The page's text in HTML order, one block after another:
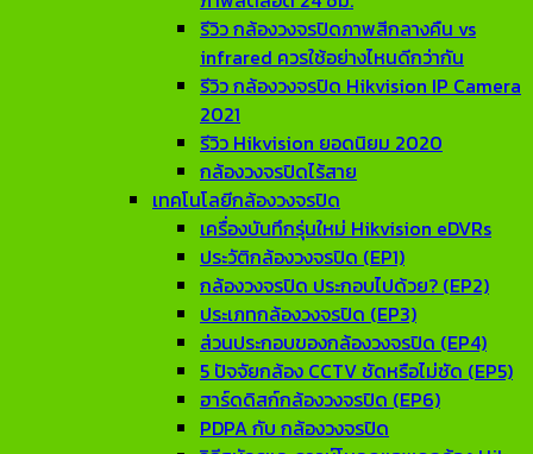
รีวิว กล้องวงจรปิดภาพสีกลางคืน vs
infrared ควรใช้อย่างไหนดีกว่ากัน
รีวิว กล้องวงจรปิด Hikvision IP Camera
2021
รีวิว Hikvision ยอดนิยม 2020
กล้องวงจรปิดไร้สาย
เทคโนโลยีกล้องวงจรปิด
เครื่องบันทึกรุ่นใหม่ Hikvision eDVRs
ประวัติกล้องวงจรปิด (EP1)
กล้องวงจรปิด ประกอบไปด้วย? (EP2)
ประเภทกล้องวงจรปิด (EP3)
ส่วนประกอบของกล้องวงจรปิด (EP4)
5 ปัจจัยกล้อง CCTV ชัดหรือไม่ชัด (EP5)
ฮาร์ดดิสก์กล้องวงจรปิด (EP6)
PDPA กับ กล้องวงจรปิด